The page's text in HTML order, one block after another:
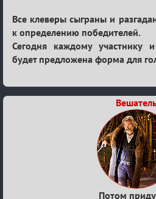
Re:
Конкурс
клеверов
2026
Все клеверы сыграны и
к определению победителей.
Сегодня каждому участнику
будет предложена форма для
Потом